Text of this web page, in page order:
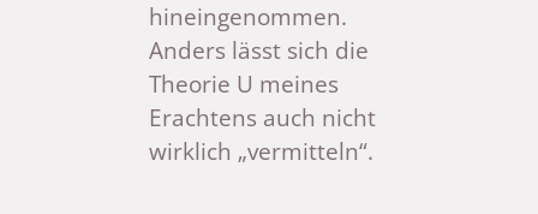
hineingenommen.
Anders lässt sich die
Theorie U meines
Erachtens auch nicht
wirklich „vermitteln“.